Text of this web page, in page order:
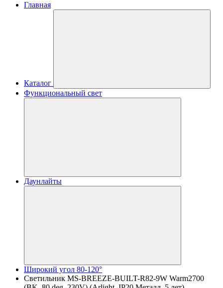
Главная
Каталог
Функциональный свет
Даунлайты
Широкий угол 80-120°
Светильник MS-BREEZE-BUILT-R82-9W Warm2700